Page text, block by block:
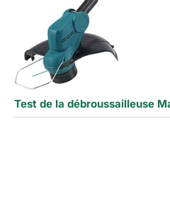
Test de la débroussailleuse